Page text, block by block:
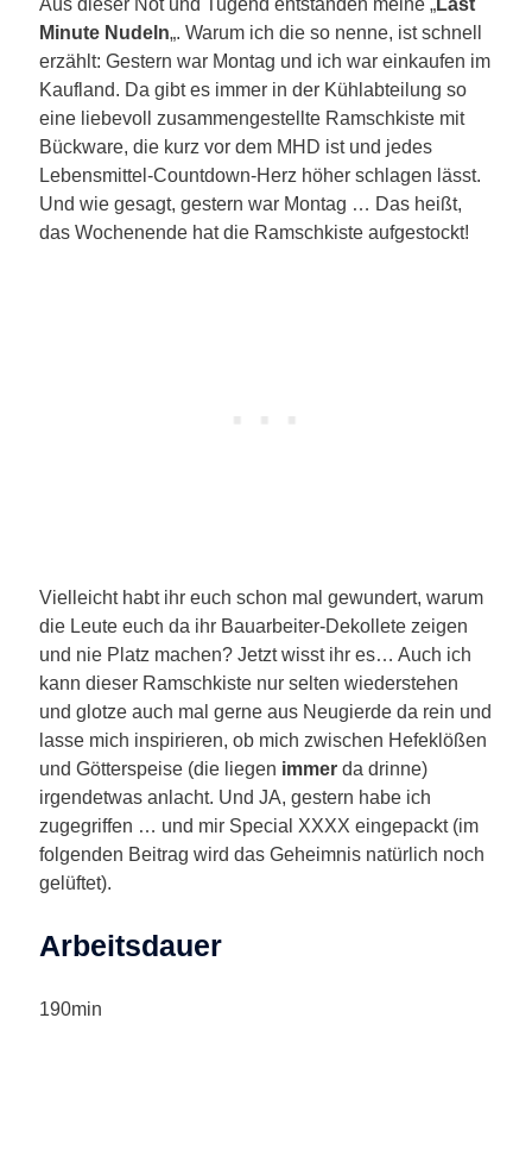
Minute Nudeln„. Warum ich die so nenne, ist schnell
erzählt: Gestern war Montag und ich war einkaufen im
Kaufland. Da gibt es immer in der Kühlabteilung so
eine liebevoll zusammengestellte Ramschkiste mit
Bückware, die kurz vor dem MHD ist und jedes
Lebensmittel-Countdown-Herz höher schlagen lässt.
Und wie gesagt, gestern war Montag … Das heißt,
das Wochenende hat die Ramschkiste aufgestockt!
Vielleicht habt ihr euch schon mal gewundert, warum
die Leute euch da ihr Bauarbeiter-Dekollete zeigen
und nie Platz machen? Jetzt wisst ihr es… Auch ich
kann dieser Ramschkiste nur selten wiederstehen
und glotze auch mal gerne aus Neugierde da rein und
lasse mich inspirieren, ob mich zwischen Hefeklößen
und Götterspeise (die liegen immer da drinne)
irgendetwas anlacht. Und JA, gestern habe ich
zugegriffen … und mir Special XXXX eingepackt (im
folgenden Beitrag wird das Geheimnis natürlich noch
gelüftet).
Arbeitsdauer
190min